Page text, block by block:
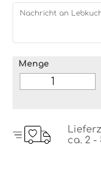
Nachricht an
Menge
ca. 2 -